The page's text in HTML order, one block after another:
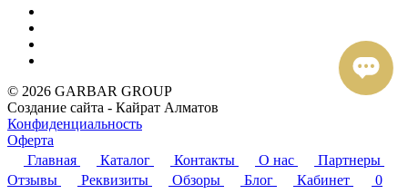
© 2026 GARBAR GROUP
Создание сайта - Кайрат Алматов
Конфиденциальность
Оферта
Главная
Каталог Контакты О нас
Партнеры
Отзывы
Реквизиты Обзоры Блог Кабинет
0